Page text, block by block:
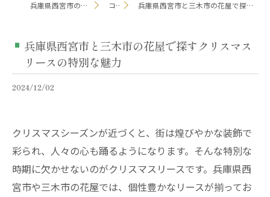
兵庫県西宮市の花屋ならなみ花壇 コラム 兵庫県西宮市と三木市の花屋で探すクリスマスリースの特別な魅力
兵庫県西宮市と三木市の花屋で探すクリスマス
リースの特別な魅力
2024/12/02
クリスマスシーズンが近づくと、街は煌びやかな装飾で
彩られ、人々の心も踊るようになります。そんな特別な
時期に欠かせないのがクリスマスリースです。兵庫県西
宮市や三木市の花屋では、個性豊かなリースが揃ってお